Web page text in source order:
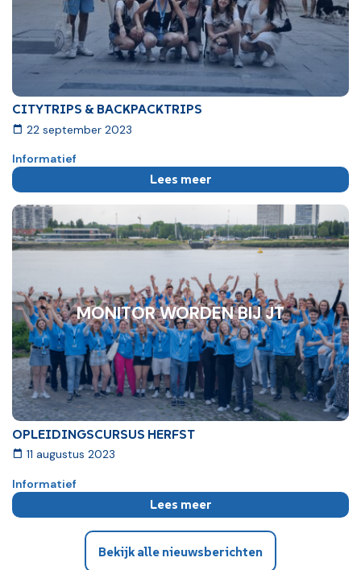
CITYTRIPS & BACKPACKTRIPS
22 september 2023
Informatief
Lees meer
OPLEIDINGSCURSUS HERFST
11 augustus 2023
Informatief
Lees meer
MONITOR WORDEN BIJ JT
Bekijk alle nieuwsberichten